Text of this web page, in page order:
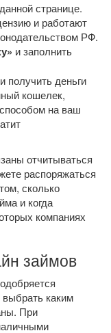
странице.
и работают
РФ.
и заполнить
получить деньги
кошелек,
на ваш
отчитываться
распоряжаться
сколько
и когда
компаниях
займов
каким
При